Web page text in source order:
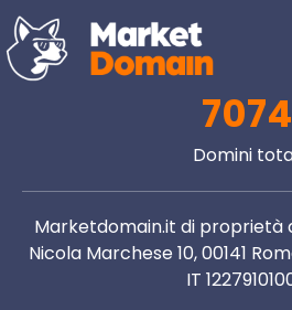
7074
Domini
Marketdomain.it di proprietà
Nicola Marchese 10, 00141
IT